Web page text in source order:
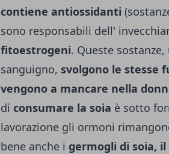
contiene antiossidanti
sono responsabili dell'
fitoestrogeni. Queste
sanguigno, svolgono le stesse
vengono a mancare nella
di consumare la soia è sotto
lavorazione gli ormoni
bene anche i germogli di soia,